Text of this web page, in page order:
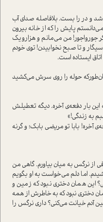
و در را بست. بلافاصله صدای آب
پایش را که از خانه بیرون
جور‌وا‌جور! من می‌مانم و هزار‌و‌یک
و تا صبح نخوابیدن! توی خودم
ایستاده است.
حوله را روی سرش می‌کشید
بار دفعه‌ی آخره. دیگه تعطیلش
به زندگی!»
بابا تو مریضی بابک؛ و گرنه
از نرگس به میان بیاورم. گاهی من
اما دلم می‌خواست به او بگویم
این همان دختری نبود که زمین و
دختری نبود که به خاطرش از همه
آدم خیانت می‌کنی؟ داری نرگس را